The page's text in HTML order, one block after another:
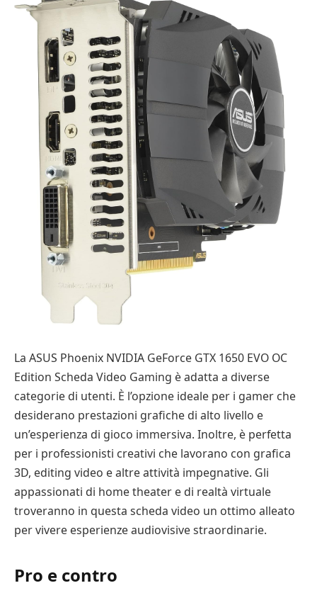
La ASUS Phoenix NVIDIA GeForce GTX 1650 EVO OC
Edition Scheda Video Gaming è adatta a diverse
categorie di utenti. È l’opzione ideale per i gamer che
desiderano prestazioni grafiche di alto livello e
un’esperienza di gioco immersiva. Inoltre, è perfetta
per i professionisti creativi che lavorano con grafica
3D, editing video e altre attività impegnative. Gli
appassionati di home theater e di realtà virtuale
troveranno in questa scheda video un ottimo alleato
per vivere esperienze audiovisive straordinarie.
Pro e contro